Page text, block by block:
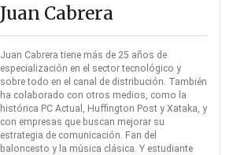
Juan Cabrera
Juan Cabrera tiene más de 25 años de
especialización en el sector tecnológico y
sobre todo en el canal de distribución. También
ha colaborado con otros medios, como la
histórica PC Actual, Huffington Post y Xataka, y
con empresas que buscan mejorar su
estrategia de comunicación. Fan del
baloncesto y la música clásica. Y estudiante